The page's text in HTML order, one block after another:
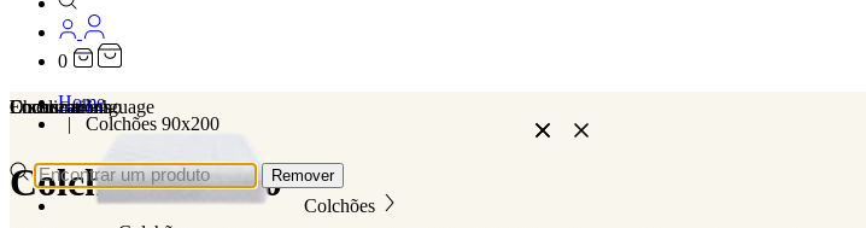
0
Colchões
Localizations
Choose a language
Encontrar
Remover
O seu carrinho
Home
Colchões 90x200
Colchões 90x200